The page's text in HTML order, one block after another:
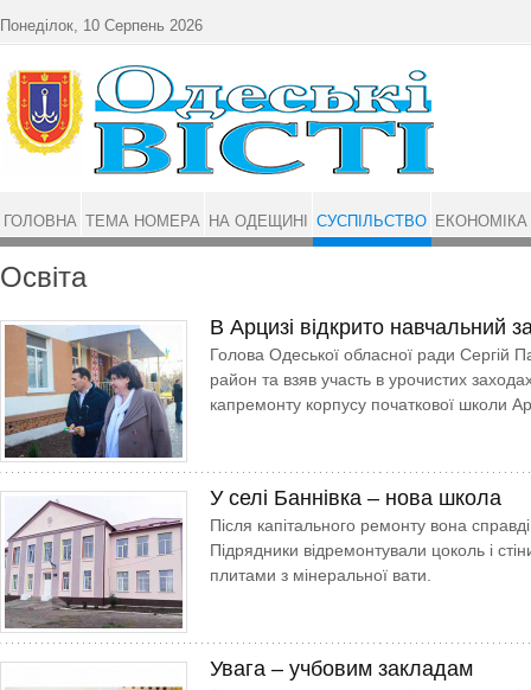
Освіта
В Арцизі відкрито навчальний
Голова Одеської обласної ради Сергій
район та взяв участь в урочистих
капремонту корпусу початкової школи
У селі Баннівка – нова школа
Після капітального ремонту вона
Підрядники відремонтували цоколь і
плитами з мінеральної вати.
Увага – учбовим закладам
Понеділок, 10 Серпень 2026
ГОЛОВНА ТЕМА НОМЕРА НА ОДЕЩИНІ СУСПІЛЬСТВО ЕКОНОМІКА